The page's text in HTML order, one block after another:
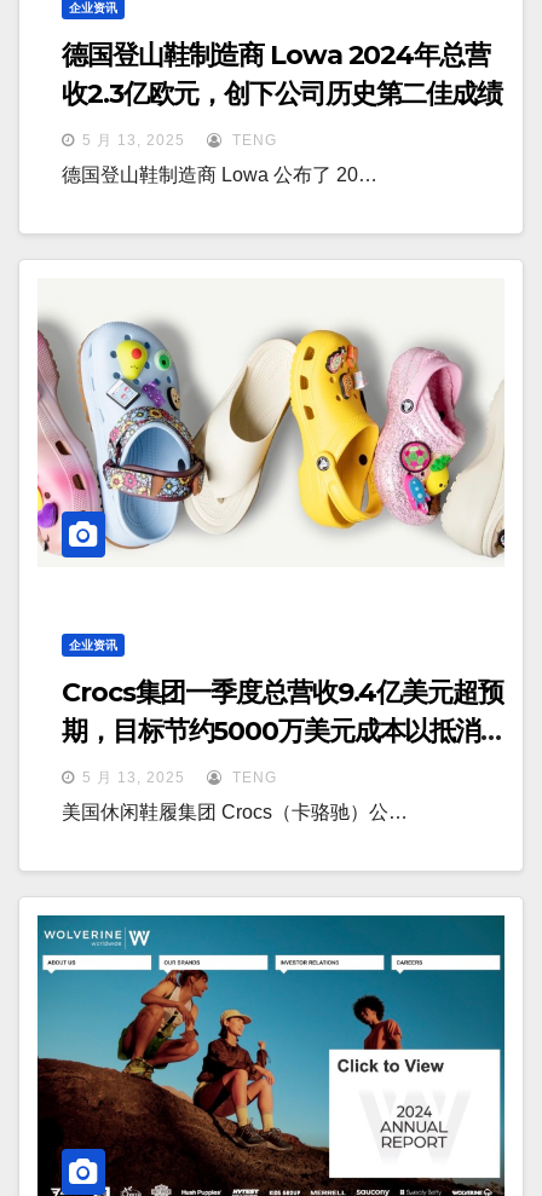
企业资讯
德国登山鞋制造商 Lowa 2024年总营
收2.3亿欧元，创下公司历史第二佳成绩
5 月 13, 2025 TENG
德国登山鞋制造商 Lowa 公布了 20…
企业资讯
Crocs集团一季度总营收9.4亿美元超预
期，目标节约5000万美元成本以抵消
关税影响
5 月 13, 2025 TENG
美国休闲鞋履集团 Crocs（卡骆驰）公…